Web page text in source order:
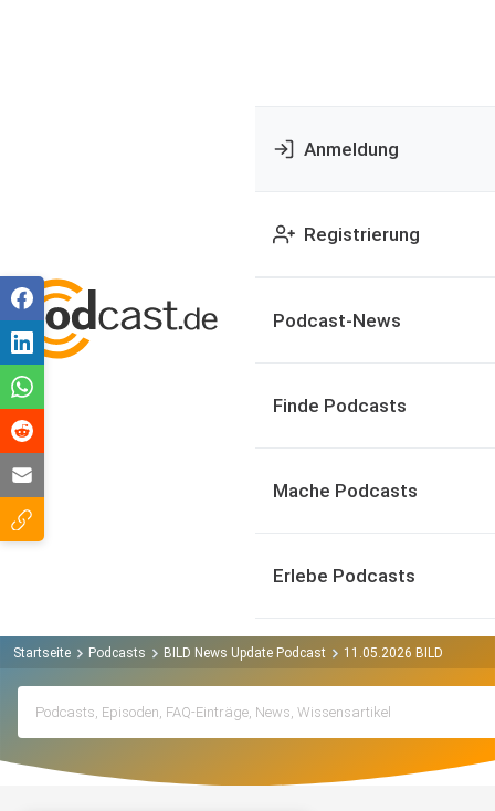
Anmeldung
Registrierung
Podcast-News
Finde Podcasts
Mache Podcasts
Erlebe Podcasts
Startseite Podcasts BILD News Update Podcast 11.05.2026 BILD News